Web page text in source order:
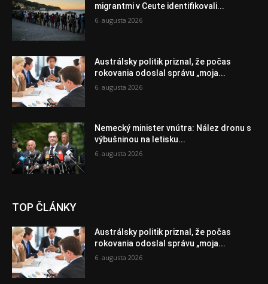
migrantmi v Ceute identifikovali...
6. augusta 2026
Austrálsky politik priznal, že počas
rokovania odoslal správu „moja...
6. augusta 2026
Nemecký minister vnútra: Nález dronu s
výbušninou na letisku...
6. augusta 2026
TOP ČLÁNKY
Austrálsky politik priznal, že počas
rokovania odoslal správu „moja...
6. augusta 2026